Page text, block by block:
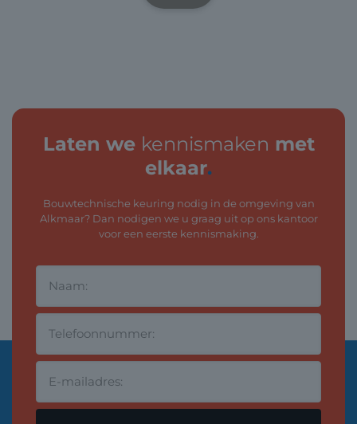
Laten we kennismaken met
elkaar.
Bouwtechnische keuring nodig in de omgeving van
Alkmaar? Dan nodigen we u graag uit op ons kantoor
voor een eerste kennismaking.